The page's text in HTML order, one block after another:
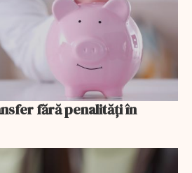
fără penalități în